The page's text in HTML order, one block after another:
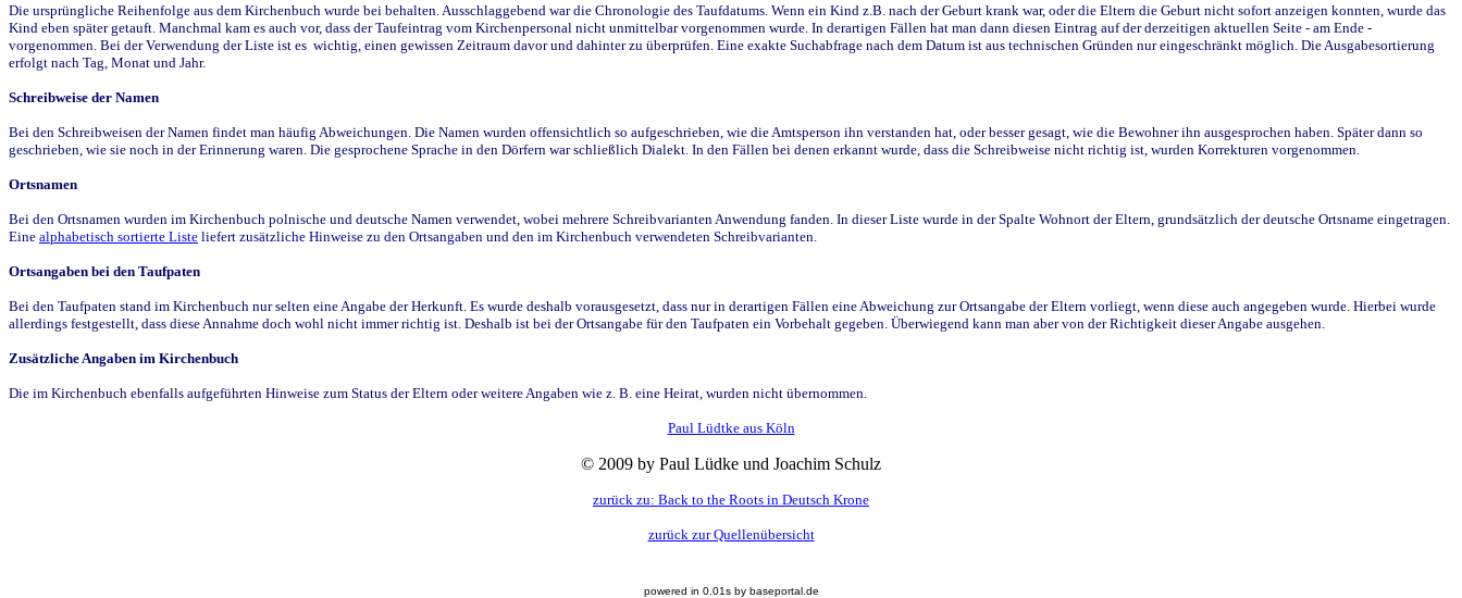
Die ursprüngliche Reihenfolge aus dem Kirchenbuch wurde bei behalten. Ausschlaggebend war die Chronologie des Taufdatums. Wenn ein Kind z.B. nach der Geburt krank war, oder die Eltern die Geburt nicht sofort anzeigen konnten, wurde das
Kind eben später getauft. Manchmal kam es auch vor, dass der Taufeintrag vom Kirchenpersonal nicht unmittelbar vorgenommen wurde. In derartigen Fällen hat man dann diesen Eintrag auf der derzeitigen aktuellen Seite - am Ende -
vorgenommen. Bei der Verwendung der Liste ist es wichtig, einen gewissen Zeitraum davor und dahinter zu überprüfen. Eine exakte Suchabfrage nach dem Datum ist aus technischen Gründen nur eingeschränkt möglich. Die Ausgabesortierung
erfolgt nach Tag, Monat und Jahr.
Schreibweise der Namen
Bei den Schreibweisen der Namen findet man häufig Abweichungen. Die Namen wurden offensichtlich so aufgeschrieben, wie die Amtsperson ihn verstanden hat, oder besser gesagt, wie die Bewohner ihn ausgesprochen haben. Später dann so
geschrieben, wie sie noch in der Erinnerung waren. Die gesprochene Sprache in den Dörfern war schließlich Dialekt. In den Fällen bei denen erkannt wurde, dass die Schreibweise nicht richtig ist, wurden Korrekturen vorgenommen.
Ortsnamen
Bei den Ortsnamen wurden im Kirchenbuch polnische und deutsche Namen verwendet, wobei mehrere Schreibvarianten Anwendung fanden. In dieser Liste wurde in der Spalte Wohnort der Eltern, grundsätzlich der deutsche Ortsname eingetragen.
Eine alphabetisch sortierte Liste liefert zusätzliche Hinweise zu den Ortsangaben und den im Kirchenbuch verwendeten Schreibvarianten.
Ortsangaben bei den Taufpaten
Bei den Taufpaten stand im Kirchenbuch nur selten eine Angabe der Herkunft. Es wurde deshalb vorausgesetzt, dass nur in derartigen Fällen eine Abweichung zur Ortsangabe der Eltern vorliegt, wenn diese auch angegeben wurde. Hierbei wurde
allerdings festgestellt, dass diese Annahme doch wohl nicht immer richtig ist. Deshalb ist bei der Ortsangabe für den Taufpaten ein Vorbehalt gegeben. Überwiegend kann man aber von der Richtigkeit dieser Angabe ausgehen.
Zusätzliche Angaben im Kirchenbuch
Die im Kirchenbuch ebenfalls aufgeführten Hinweise zum Status der Eltern oder weitere Angaben wie z. B. eine Heirat, wurden nicht übernommen.
Paul Lüdtke aus Köln
© 2009 by Paul Lüdke und Joachim Schulz
zurück zu: Back to the Roots in Deutsch Krone
zurück zur Quellenübersicht
powered in 0.01s by baseportal.de